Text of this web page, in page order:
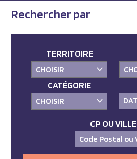
Rechercher par
TERRITOIRE
CATÉGORIE
CP OU VILLE